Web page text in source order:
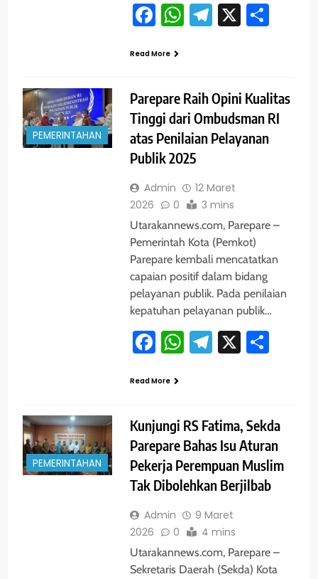
Facebook
WhatsApp
Telegram
X
Read More
PEMERINTAHAN
Parepare Raih Opini Kualitas
Tinggi dari Ombudsman RI
atas Penilaian Pelayanan
Publik 2025
Admin
12 Maret
2026
0 3 mins
Utarakannews.com, Parepare –
Pemerintah Kota (Pemkot)
Parepare kembali mencatatkan
capaian positif dalam bidang
pelayanan publik. Pada penilaian
kepatuhan pelayanan publik…
Facebook
WhatsApp
Telegram
X
Read More
PEMERINTAHAN
Kunjungi RS Fatima, Sekda
Parepare Bahas Isu Aturan
Pekerja Perempuan Muslim
Tak Dibolehkan Berjilbab
Admin
9 Maret
2026
0 4 mins
Utarakannews.com, Parepare –
Sekretaris Daerah (Sekda) Kota